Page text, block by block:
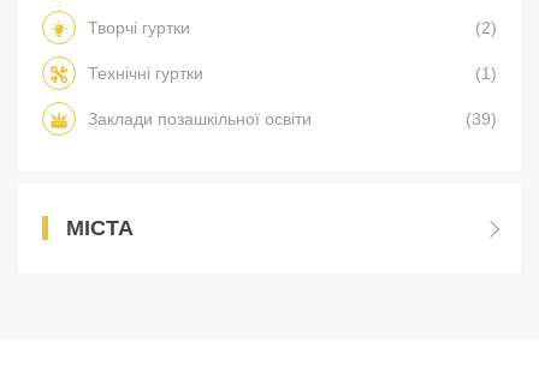
Творчі гуртки (2)
Технічні гуртки (1)
Заклади позашкільної освіти (39)
МІСТА